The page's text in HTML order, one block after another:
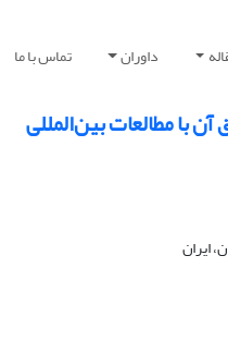
داوران تماس با ما
با مطالعات بین‌المللی
ایران